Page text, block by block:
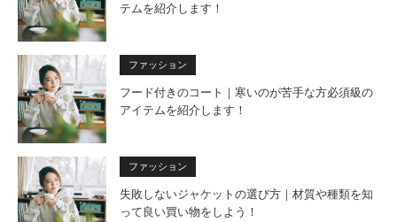
テムを紹介します！
ファッション
フード付きのコート｜寒いのが苦手な方必須級の
アイテムを紹介します！
ファッション
失敗しないジャケットの選び方｜材質や種類を知
って良い買い物をしよう！